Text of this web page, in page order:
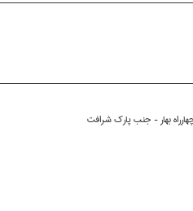
بهار - جنب پارك شرافت